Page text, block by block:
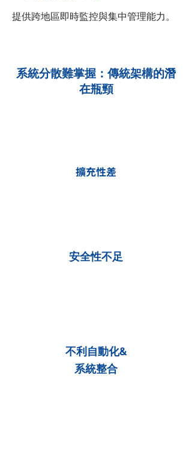
提供跨地區即時監控與集中管理能力。
系統分散難掌握：傳統架構的潛
在瓶頸
擴充性差
安全性不足
不利自動化&
系統整合